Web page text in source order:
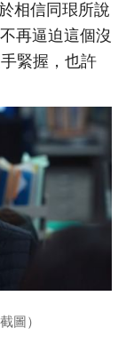
相信同珢所說
再逼迫這個沒
緊握，也許
圖）